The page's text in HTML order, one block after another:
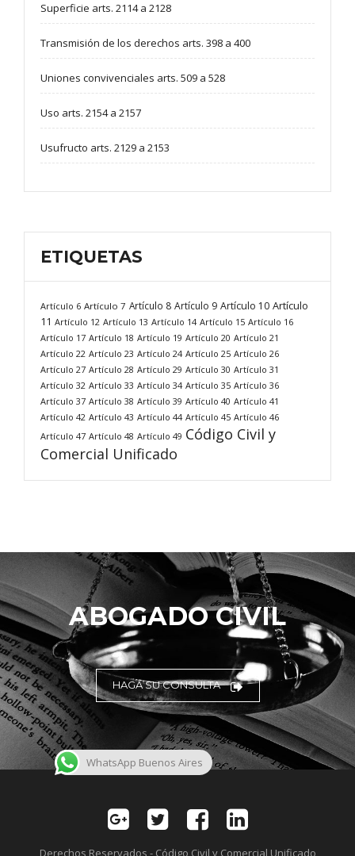
Superficie arts. 2114 a 2128
Transmisión de los derechos arts. 398 a 400
Uniones convivenciales arts. 509 a 528
Uso arts. 2154 a 2157
Usufructo arts. 2129 a 2153
ETIQUETAS
Artículo 6 Artículo 7 Artículo 8 Artículo 9 Artículo 10 Artículo
11 Artículo 12 Artículo 13 Artículo 14 Artículo 15 Artículo 16
Artículo 17 Artículo 18 Artículo 19 Artículo 20 Artículo 21
Artículo 22 Artículo 23 Artículo 24 Artículo 25 Artículo 26
Artículo 27 Artículo 28 Artículo 29 Artículo 30 Artículo 31
Artículo 32 Artículo 33 Artículo 34 Artículo 35 Artículo 36
Artículo 37 Artículo 38 Artículo 39 Artículo 40 Artículo 41
Artículo 42 Artículo 43 Artículo 44 Artículo 45 Artículo 46
Artículo 47 Artículo 48 Artículo 49 Código Civil y
Comercial Unificado
ABOGADO CIVIL
HAGA SU CONSULTA
Derechos Reservados - Código Civil y Comercial Unificado
WhatsApp Buenos Aires